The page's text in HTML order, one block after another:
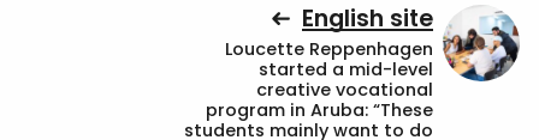
English site
Loucette Reppenhagen
started a mid-level
creative vocational
program in Aruba: “These
students mainly want to do